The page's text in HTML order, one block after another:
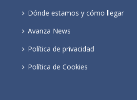
Dónde estamos y cómo llegar
Avanza News
Política de privacidad
Política de Cookies